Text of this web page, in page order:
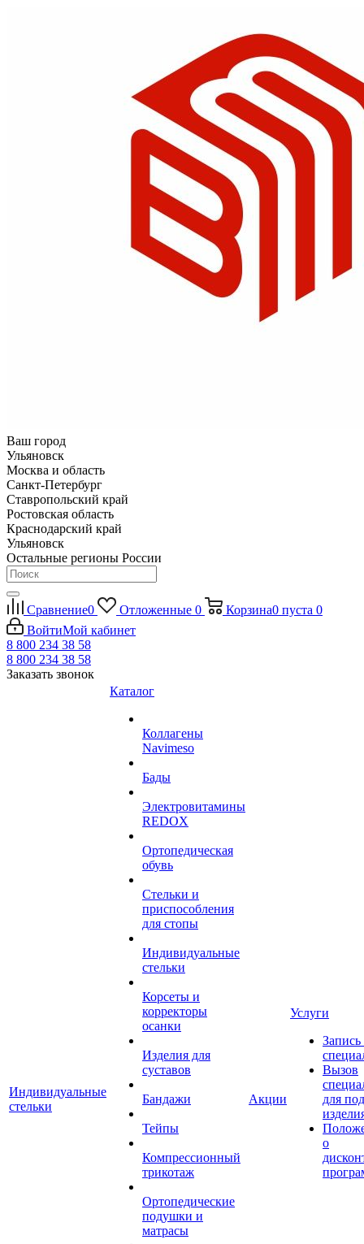
Ваш город
Ульяновск
Москва и область
Санкт-Петербург
Ставропольский край
Ростовская область
Краснодарский край
Ульяновск
Остальные регионы России
Сравнение0 Отложенные 0 Корзина0 пуста 0
ВойтиМой кабинет
8 800 234 38 58
8 800 234 38 58
Заказать звонок
Индивидуальные
стельки
Каталог
Коллагены
Navimeso
Бады
Электровитамины
REDOX
Ортопедическая
обувь
Стельки и
приспособления
для стопы
Индивидуальные
стельки
Корсеты и
корректоры
осанки
Изделия для
суставов
Бандажи
Тейпы
Компрессионный
трикотаж
Ортопедические
подушки и
матрасы
Акции
Услуги
Запись
Вызов
для
о